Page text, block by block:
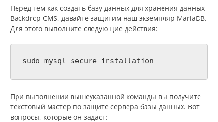
Перед тем как создать базу данных для хранения данных
Backdrop CMS, давайте защитим наш экземпляр MariaDB.
Для этого выполните следующие действия:
sudo mysql_secure_installation
При выполнении вышеуказанной команды вы получите
текстовый мастер по защите сервера базы данных. Вот
вопросы, которые он задаст: